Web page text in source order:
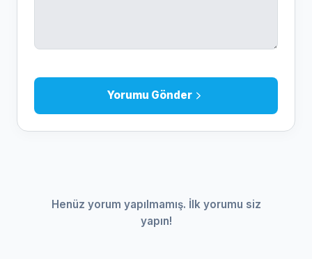
Yorumu Gönder
Henüz yorum yapılmamış. İlk yorumu siz
yapın!